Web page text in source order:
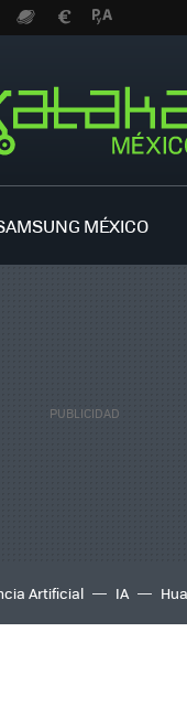
MÉXICO
Artificial IA